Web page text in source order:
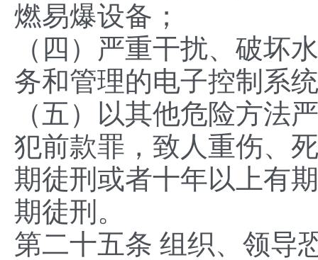
燃易爆设备；
（四）严重干扰、破坏
务和管理的电子控制系
（五）以其他危险方法
犯前款罪，致人重伤、
期徒刑或者十年以上有
期徒刑。
第二十五条 组织、领导